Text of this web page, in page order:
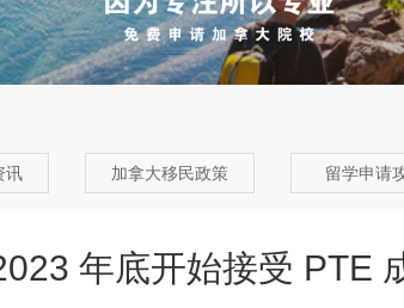
讯 加拿大移民政策 留学申请
年底开始接受 PTE